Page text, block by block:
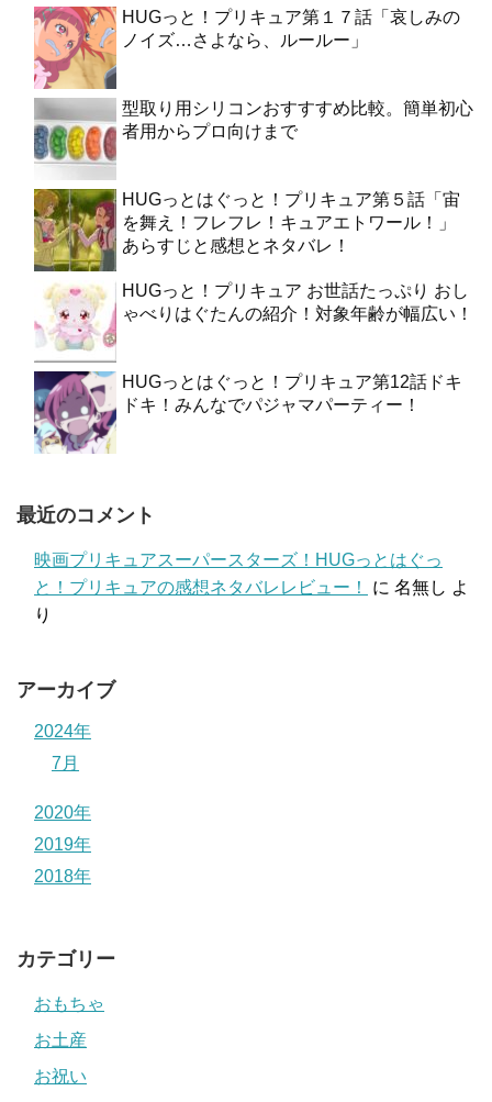
HUGっと！プリキュア第１７話「哀しみの
ノイズ…さよなら、ルールー」
型取り用シリコンおすすすめ比較。簡単初心
者用からプロ向けまで
HUGっとはぐっと！プリキュア第５話「宙
を舞え！フレフレ！キュアエトワール！」
あらすじと感想とネタバレ！
HUGっと！プリキュア お世話たっぷり おし
ゃべりはぐたんの紹介！対象年齢が幅広い！
HUGっとはぐっと！プリキュア第12話ドキ
ドキ！みんなでパジャマパーティー！
最近のコメント
映画プリキュアスーパースターズ！HUGっとはぐっ
と！プリキュアの感想ネタバレレビュー！
に 名無し よ
り
アーカイブ
2024年
7月
2020年
2019年
2018年
カテゴリー
おもちゃ
お土産
お祝い